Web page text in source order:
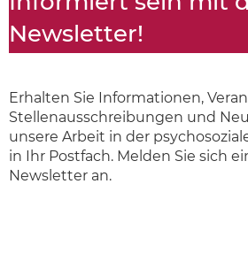
Newsletter!
Erhalten Sie Informationen,
Stellenausschreibungen und
unsere Arbeit in der
in Ihr Postfach. Melden Sie sich
Newsletter an.